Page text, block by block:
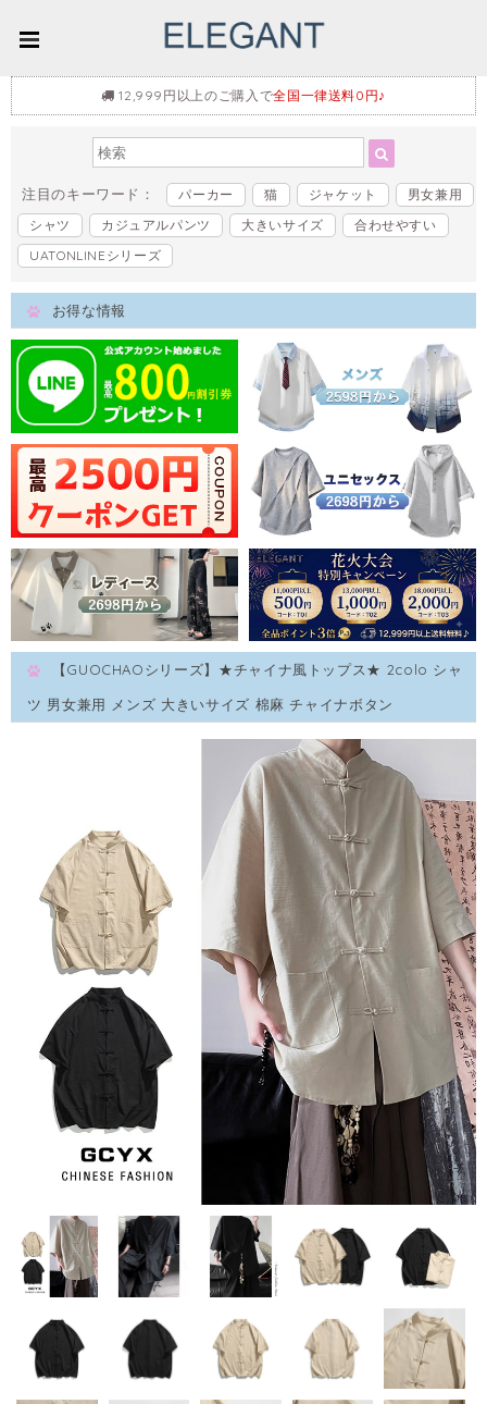
12,999円以上のご購入で全国一律送料0円♪
注目のキーワード： パーカー 猫 ジャケット
男女兼用
シャツ
カジュアルパンツ 大きいサイズ
合わせやすい
UATONLINEシリーズ
お得な情報
【GUOCHAOシリーズ】★チャイナ風トップス★ 2colo シャ
ツ 男女兼用 メンズ 大きいサイズ 棉麻 チャイナボタン